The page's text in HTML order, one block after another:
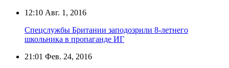
12:10 Авг. 1, 2016
Спецслужбы Британии заподозрили 8-летнего
школьника в пропаганде ИГ
21:01 Фев. 24, 2016